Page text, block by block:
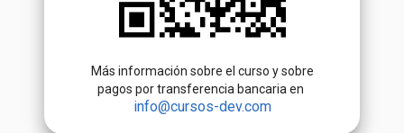
Más información sobre el curso y sobre
pagos por transferencia bancaria en
info@cursos-dev.com